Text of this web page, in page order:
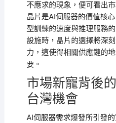
不應求的現象，便可看出
晶片是AI伺服器的價值核
型訓練的速度與推理服務
設施時，晶片的選擇將深
力，這使得相關供應鏈的
要。
市場新寵背後
台灣機會
AI伺服器需求爆發所引發